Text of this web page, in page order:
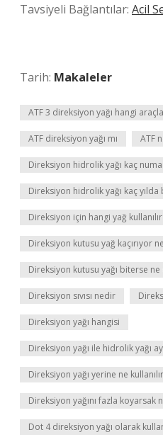
Tavsiyeli Bağlantılar: Acil
Tarih: Makaleler
ATF 3 direksiyon yağı hangi
ATF direksiyon yağı mı ATF
Direksiyon hidrolik yağı kaç
Direksiyon hidrolik yağı kaç
Direksiyon için hangi yağ kullanılır
Direksiyon kutusu yağ kaçırıyor
Direksiyon kutusu yağı biterse
Direksiyon sıvısı nedir
Direksiyon yağı hangisi
Direksiyon yağı ile hidrolik yağı
Direksiyon yağı yerine ne kullanılır
Direksiyon yağını fazla koyarsak
Dot 4 direksiyon yağı olarak